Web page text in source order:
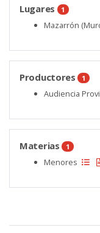
Lugares 1
Mazarrón
Productores 1
Audiencia
Materias 1
Menores